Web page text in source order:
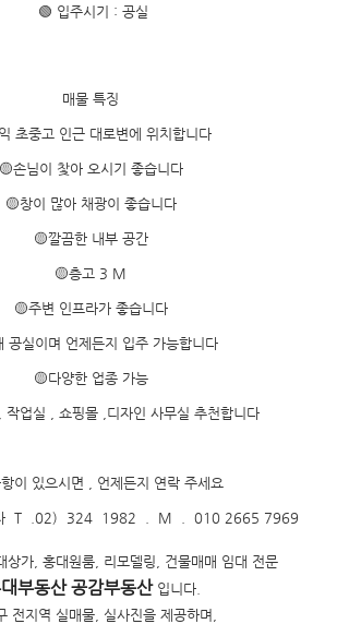
🟢 입주시기 : 공실
매물 특징
초중고 인근 대로변에 위치합니다
🟡손님이 찿아 오시기 좋습니다
🟡창이 많아 채광이 좋습니다
🟡깔끔한 내부 공간
🟡층고 3 M
🟡주변 인프라가 좋습니다
공실이며 언제든지 입주 가능합니다
🟡다양한 업종 가능
작업실 , 쇼핑몰 ,디자인 사무실 추천합니다
이 있으시면 , 언제든지 연락 주세요
자 T .02) 324 1982 . M . 010 2665 7969
상가, 홍대원룸, 리모델링, 건물매매 임대 전문
부동산 공감부동산입니다.
전지역 실매물, 실사진을 제공하며,